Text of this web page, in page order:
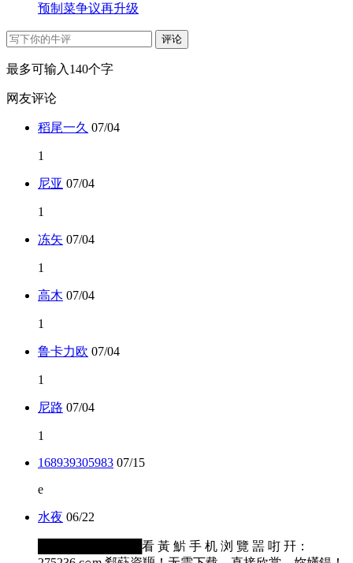
预制菜争议再升级
评论
最多可输入140个字
网友评论
稻尾一久 07/04
1
尼亚 07/04
1
冻矢 07/04
1
高木 07/04
1
鲁卡力欧 07/04
1
尼路 07/04
1
168939305983 07/15
e
水夜 06/22
████████████看 黃 魸 手 机 浏 覽 噐 咑 幵：